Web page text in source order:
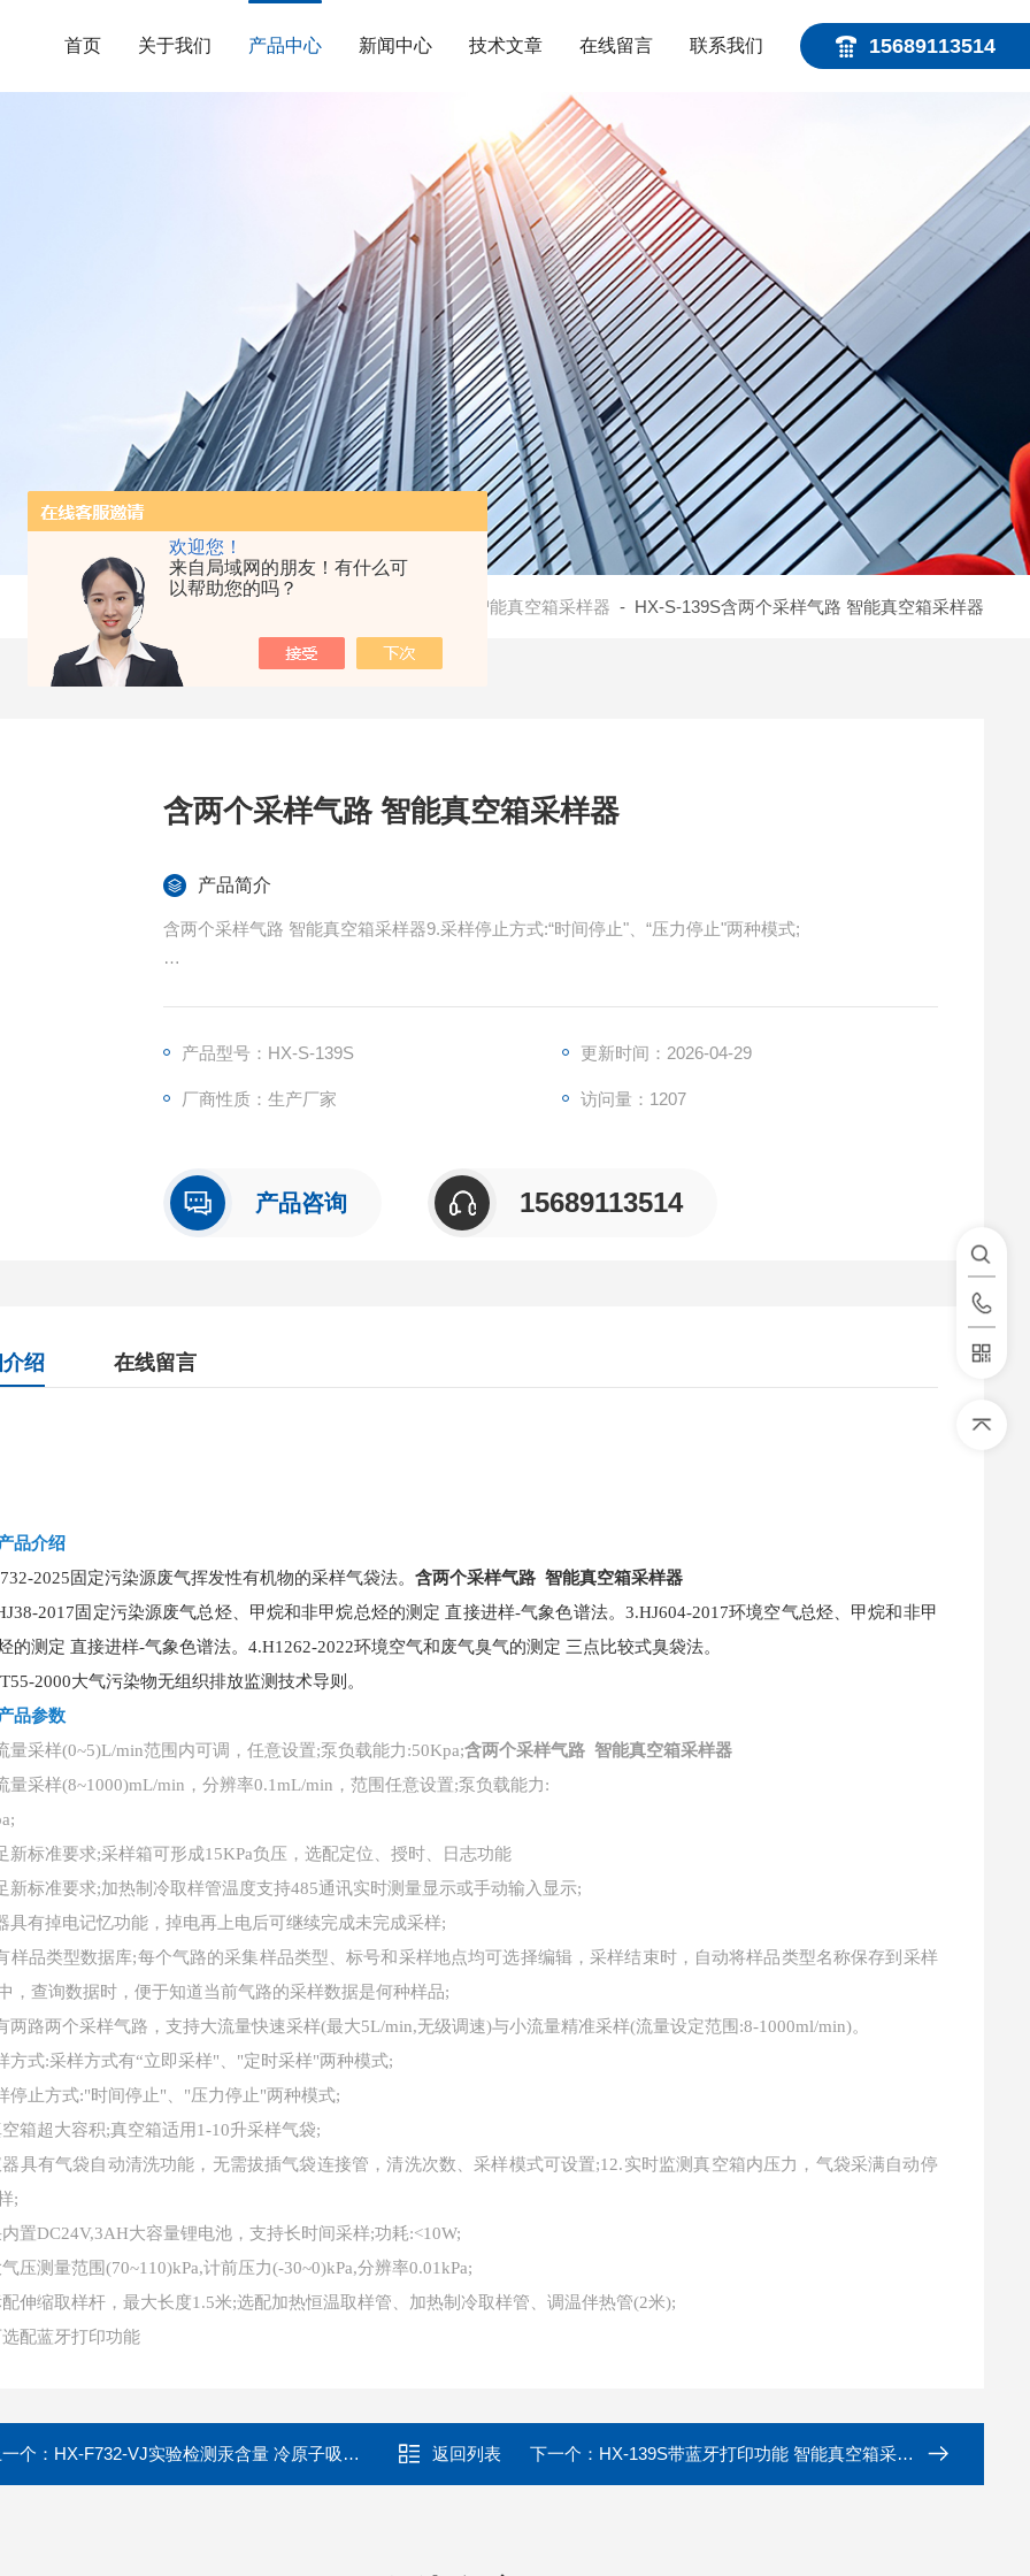
欢迎您！
来自局域网的朋友！有什么可
以帮助您的吗？
15689113514
首页 关于我们 产品中心 新闻中心 技术文章 在线留言 联系我们
当前位置： 智能真空箱采样器 - HX-S-139S含两个采样气路 智能真空箱采样器
含两个采样气路 智能真空箱采样器
产品简介
含两个采样气路 智能真空箱采样器9.采样停止方式:“时间停止"、“压力停止"两种模式;
11.仪器具有气袋自动清洗功能，无需拔插气袋连接管，清洗次数、采样模式可设置;12.实时监测真空箱
产品型号：HX-S-139S 更新时间：2026-04-29
厂商性质：生产厂家 访问量：1207
产品咨询 15689113514
绍 在线留言
品介绍
2025固定污染源废气挥发性有机物的采样气袋法。含两个采样气路 智能真空箱采样器
2017固定污染源废气总烃、甲烷和非甲烷总烃的测定 直接进样-气象色谱法。3.HJ604-2017环境空气总烃、甲烷和非甲
的测定 直接进样-气象色谱法。4.H1262-2022环境空气和废气臭气的测定 三点比较式臭袋法。
2000大气污染物无组织排放监测技术导则。
品参数
量采样(0~5)L/min范围内可调，任意设置;泵负载能力:50Kpa;含两个采样气路 智能真空箱采样器
量采样(8~1000)mL/min，分辨率0.1mL/min，范围任意设置;泵负载能力:
新标准要求;采样箱可形成15KPa负压，选配定位、授时、日志功能
新标准要求;加热制冷取样管温度支持485通讯实时测量显示或手动输入显示;
具有掉电记忆功能，掉电再上电后可继续完成未完成采样;
样品类型数据库;每个气路的采集样品类型、标号和采样地点均可选择编辑，采样结束时，自动将样品类型名称保存到采样
，查询数据时，便于知道当前气路的采样数据是何种样品;
两路两个采样气路，支持大流量快速采样(最大5L/min,无级调速)与小流量精准采样(流量设定范围:8-1000ml/min)。
方式:采样方式有“立即采样"、"定时采样"两种模式;
停止方式:"时间停止"、"压力停止"两种模式;
箱超大容积;真空箱适用1-10升采样气袋;
器具有气袋自动清洗功能，无需拔插气袋连接管，清洗次数、采样模式可设置;12.实时监测真空箱内压力，气袋采满自动停
;
置DC24V,3AH大容量锂电池，支持长时间采样;功耗:<10W;
压测量范围(70~110)kPa,计前压力(-30~0)kPa,分辨率0.01kPa;
伸缩取样杆，最大长度1.5米;选配加热恒温取样管、加热制冷取样管、调温伴热管(2米);
选配蓝牙打印功能
个： HX-F732-VJ实验检测汞含量 冷原子吸收测汞仪 返回列表 下一个： HX-139S带蓝牙打印功能 智能真空箱采样器